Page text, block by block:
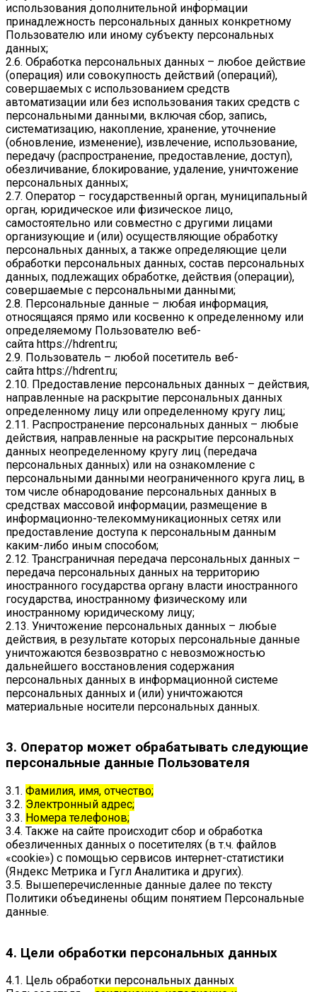
использования дополнительной информации
принадлежность персональных данных конкретному
Пользователю или иному субъекту персональных
данных;
2.6. Обработка персональных данных – любое действие
(операция) или совокупность действий (операций),
совершаемых с использованием средств
автоматизации или без использования таких средств с
персональными данными, включая сбор, запись,
систематизацию, накопление, хранение, уточнение
(обновление, изменение), извлечение, использование,
передачу (распространение, предоставление, доступ),
обезличивание, блокирование, удаление, уничтожение
персональных данных;
2.7. Оператор – государственный орган, муниципальный
орган, юридическое или физическое лицо,
самостоятельно или совместно с другими лицами
организующие и (или) осуществляющие обработку
персональных данных, а также определяющие цели
обработки персональных данных, состав персональных
данных, подлежащих обработке, действия (операции),
совершаемые с персональными данными;
2.8. Персональные данные – любая информация,
относящаяся прямо или косвенно к определенному или
определяемому Пользователю веб-
сайта https://hdrent.ru;
2.9. Пользователь – любой посетитель веб-
сайта https://hdrent.ru;
2.10. Предоставление персональных данных – действия,
направленные на раскрытие персональных данных
определенному лицу или определенному кругу лиц;
2.11. Распространение персональных данных – любые
действия, направленные на раскрытие персональных
данных неопределенному кругу лиц (передача
персональных данных) или на ознакомление с
персональными данными неограниченного круга лиц, в
том числе обнародование персональных данных в
средствах массовой информации, размещение в
информационно-телекоммуникационных сетях или
предоставление доступа к персональным данным
каким-либо иным способом;
2.12. Трансграничная передача персональных данных –
передача персональных данных на территорию
иностранного государства органу власти иностранного
государства, иностранному физическому или
иностранному юридическому лицу;
2.13. Уничтожение персональных данных – любые
действия, в результате которых персональные данные
уничтожаются безвозвратно с невозможностью
дальнейшего восстановления содержания
персональных данных в информационной системе
персональных данных и (или) уничтожаются
материальные носители персональных данных.
3. Оператор может обрабатывать следующие
персональные данные Пользователя
3.1. Фамилия, имя, отчество;
3.2. Электронный адрес;
3.3. Номера телефонов;
3.4. Также на сайте происходит сбор и обработка
обезличенных данных о посетителях (в т.ч. файлов
«cookie») с помощью сервисов интернет-статистики
(Яндекс Метрика и Гугл Аналитика и других).
3.5. Вышеперечисленные данные далее по тексту
Политики объединены общим понятием Персональные
данные.
4. Цели обработки персональных данных
4.1. Цель обработки персональных данных